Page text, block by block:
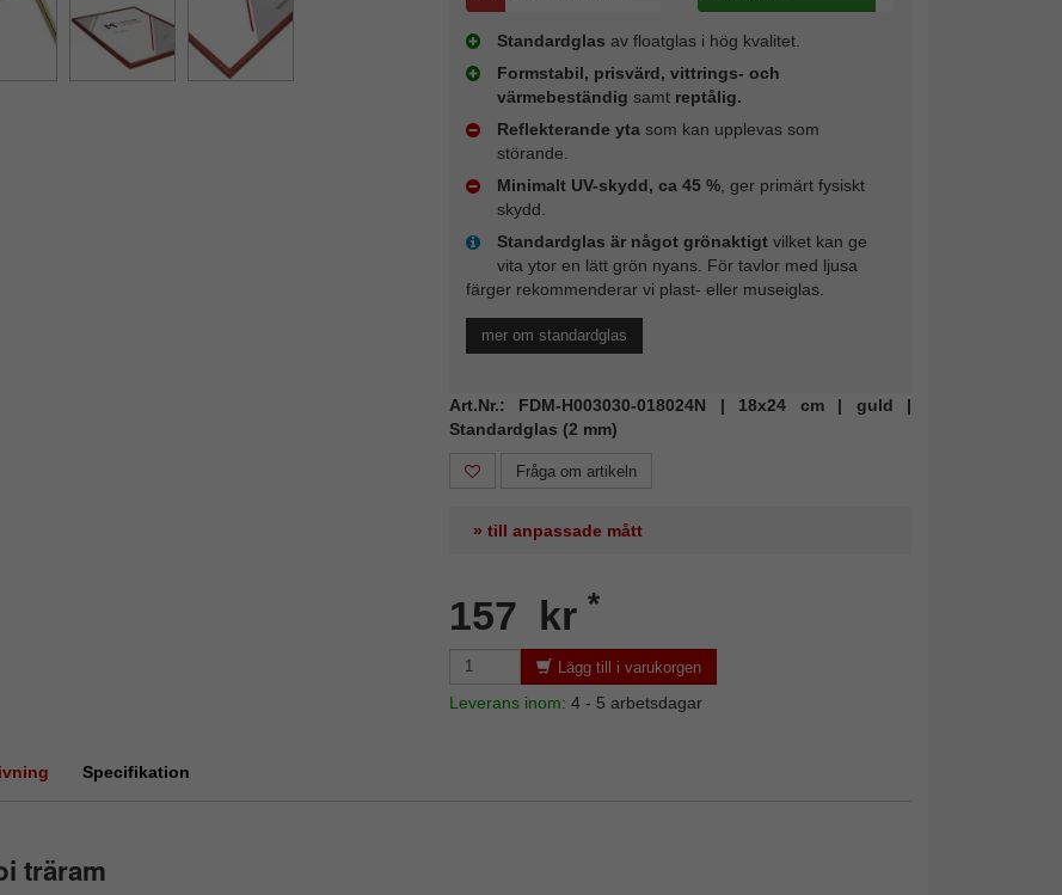
Standardglas av floatglas i hög kvalitet.
Formstabil, prisvärd, vittrings- och
värmebeständig samt reptålig.
Reflekterande yta som kan upplevas som
störande.
Minimalt UV-skydd, ca 45 %, ger primärt fysiskt
skydd.
Standardglas är något grönaktigtvilket kan ge
vita ytor en lätt grön nyans. För tavlor med ljusa
färger rekommenderar vi plast- eller museiglas.
mer om standardglas
Art.Nr.: FDM-H003030-018024N | 18x24 cm | guld |
Standardglas (2 mm)
Fråga om artikeln
» till anpassade mått
157 kr *
Lägg till i varukorgen
Leverans inom: 4 - 5 arbetsdagar
Specifikation
träram